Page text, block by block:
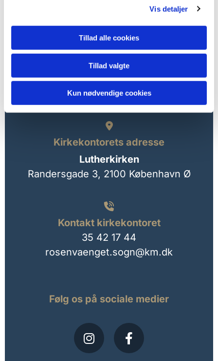
Vis detaljer
Tillad alle cookies
Tillad valgte
Kun nødvendige cookies

Kirkekontorets adresse
Lutherkirken
Randersgade 3, 2100 København Ø

Kontakt kirkekontoret
35 42 17 44
rosenvaenget.sogn@km.dk
Følg os på sociale medier